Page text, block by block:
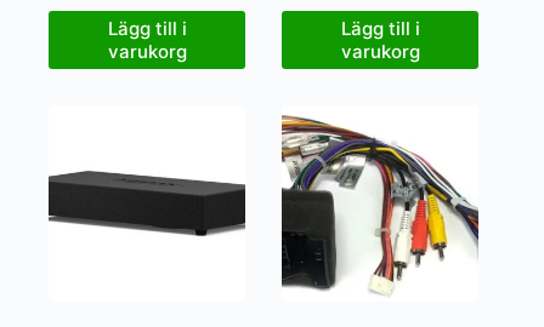
Lägg till i
varukorg
Lägg till i
varukorg